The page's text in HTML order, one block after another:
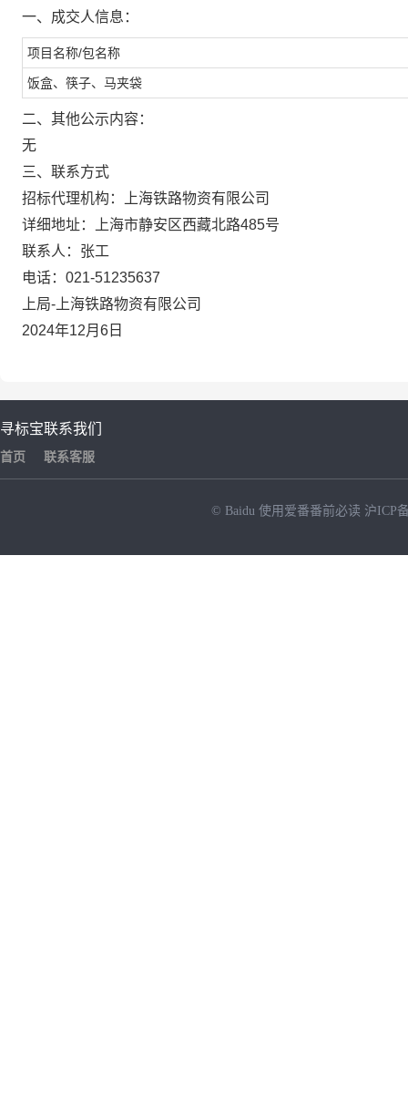
一、 成交人信息：
项目名称/包名称
饭盒、筷子、马夹袋
二、其他公示内容：
无
三、联系方式
招标代理机构：
上海铁路物资有限公司
详细地址：
上海市静安区西藏北路485号
联系人： 张工
电话：021-51235637
上局-上海铁路物资有限公司
2024年12月 6 日
寻标宝
首页
联系我们
联系客服
© Baidu 使用爱番番前必读 沪ICP